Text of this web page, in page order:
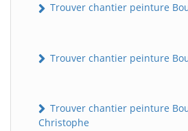
Trouver chantier peinture
Trouver chantier peinture
Trouver chantier peinture
Christophe